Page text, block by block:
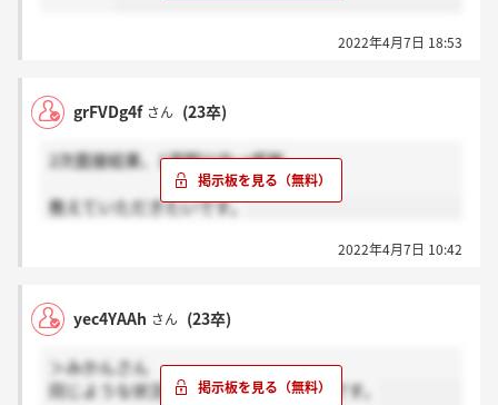
2022年4月7日 18:53
grFVDg4f さん (23卒)
2次面接結果、1週間以内→感謝
2週間後以降→ほんと？
教えていただきたいです。
2022年4月7日 10:42
yec4YAAh さん (23卒)
＞みかんさん
同じような状況で、まだ結果来てないです。